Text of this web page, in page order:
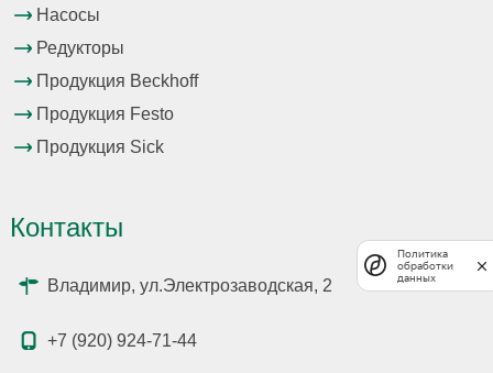
Насосы
Редукторы
Продукция Beckhoff
Продукция Festo
Продукция Sick
Контакты
Владимир, ул.Электрозаводская, 2
+7 (920) 924-71-44
Политика
обработки
данных